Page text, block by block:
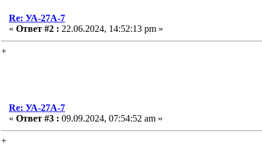
Re: УА-27А-7
« Ответ #2 : 22.06.2024, 14:52:13 pm »
+
Re: УА-27А-7
« Ответ #3 : 09.09.2024, 07:54:52 am »
+